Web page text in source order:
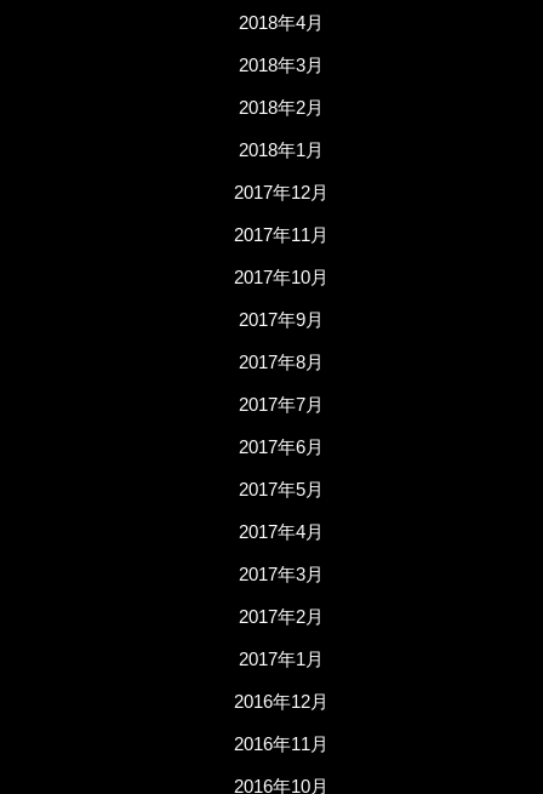
2018年4月
2018年3月
2018年2月
2018年1月
2017年12月
2017年11月
2017年10月
2017年9月
2017年8月
2017年7月
2017年6月
2017年5月
2017年4月
2017年3月
2017年2月
2017年1月
2016年12月
2016年11月
2016年10月